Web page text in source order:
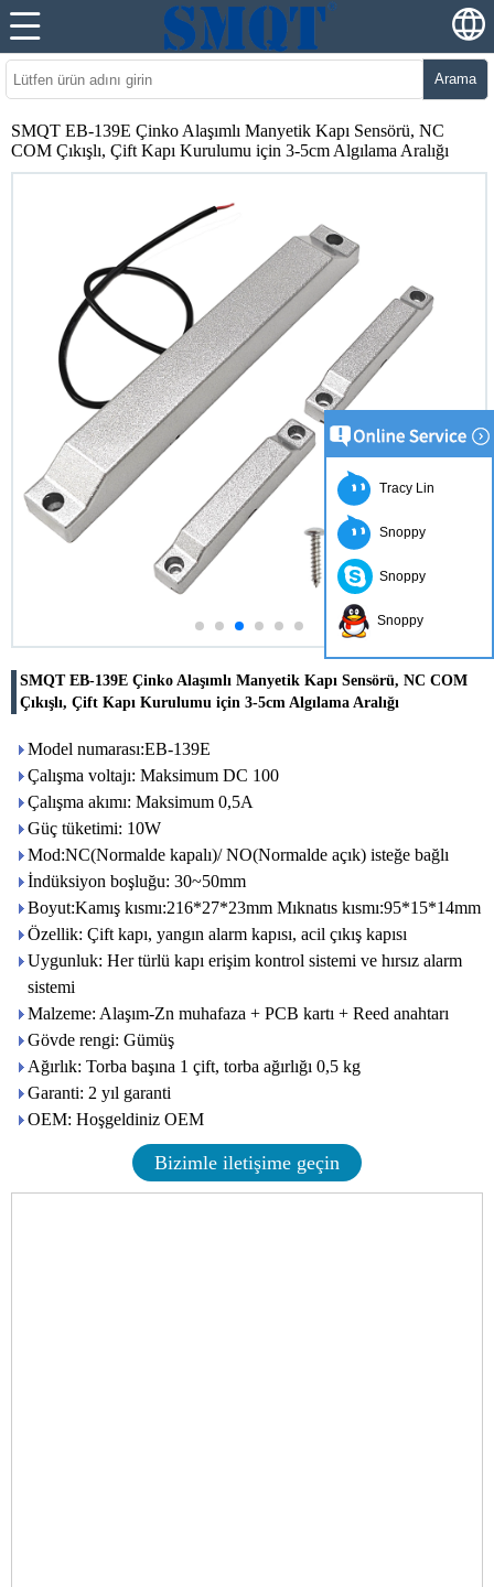
Arama
SMQT EB-139E Çinko Alaşımlı Manyetik Kapı Sensörü, NC
COM Çıkışlı, Çift Kapı Kurulumu için 3-5cm Algılama Aralığı
SMQT EB-139E Çinko Alaşımlı Manyetik Kapı Sensörü, NC COM
Çıkışlı, Çift Kapı Kurulumu için 3-5cm Algılama Aralığı
Model numarası:EB-139E
Çalışma voltajı: Maksimum DC 100
Çalışma akımı: Maksimum 0,5A
Güç tüketimi: 10W
Mod:NC(Normalde kapalı)/ NO(Normalde açık) isteğe bağlı
İndüksiyon boşluğu: 30~50mm
Boyut:Kamış kısmı:216*27*23mm Mıknatıs kısmı:95*15*14mm
Özellik: Çift kapı, yangın alarm kapısı, acil çıkış kapısı
Uygunluk: Her türlü kapı erişim kontrol sistemi ve hırsız alarm
sistemi
Malzeme: Alaşım-Zn muhafaza + PCB kartı + Reed anahtarı
Gövde rengi: Gümüş
Ağırlık: Torba başına 1 çift, torba ağırlığı 0,5 kg
Garanti: 2 yıl garanti
OEM: Hoşgeldiniz OEM
Bizimle iletişime geçin
Tracy Lin
Snoppy
Snoppy
Snoppy